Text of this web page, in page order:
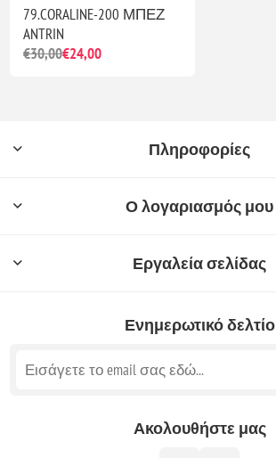
79.CORALINE-200 ΜΠΕΖ
ANTRIN
€30,00€24,00
Πληροφορίες
Ο λογαριασμός μου
Εργαλεία σελίδας
Ενημερωτικό δελτίο
Ακολουθήστε μας